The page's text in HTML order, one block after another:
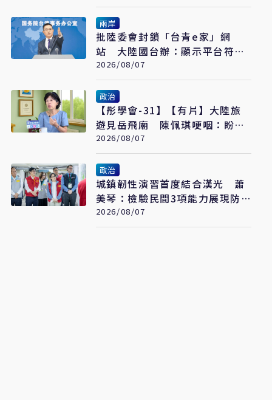
兩岸
批陸委會封鎖「台青e家」網
站 大陸國台辦：顯示平台符合
台青需求
2026/08/07
政治
【彤學會-31】【有片】大陸旅
遊見岳飛廟 陳佩琪哽咽：盼能
為柯文哲京華城案平反
2026/08/07
政治
城鎮韌性演習首度結合漢光 蕭
美琴：檢驗民間3項能力展現防
衛韌性
2026/08/07